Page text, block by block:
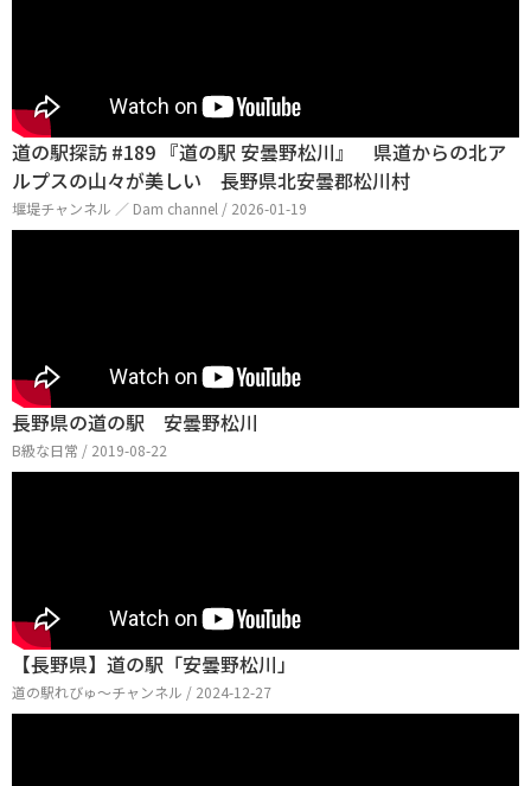
道の駅探訪 #189 『道の駅 安曇野松川』 県道からの北ア
ルプスの山々が美しい 長野県北安曇郡松川村
堰堤チャンネル ／ Dam channel / 2026-01-19
長野県の道の駅 安曇野松川
B級な日常 / 2019-08-22
【長野県】道の駅「安曇野松川」
道の駅れびゅ〜チャンネル / 2024-12-27